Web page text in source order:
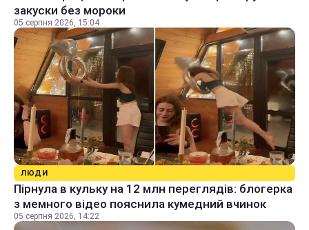
закуски без мороки
05 серпня 2026, 15:04
ЛЮДИ
Пірнула в кульку на 12 млн переглядів: блогерка
з мемного відео пояснила кумедний вчинок
05 серпня 2026, 14:22